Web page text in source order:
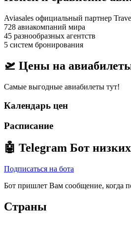
Aviasales официальный партнер
728 авиакомпаний мира
45 разнообразных агентств
5 систем бронирования
🛫 Цены на
Самые выгодные авиабилеты тут!
Календарь цен
Расписание
🤖 Telegram Бот
Подписаться на бота
Бот пришлет Вам сообщение, когда
Страны